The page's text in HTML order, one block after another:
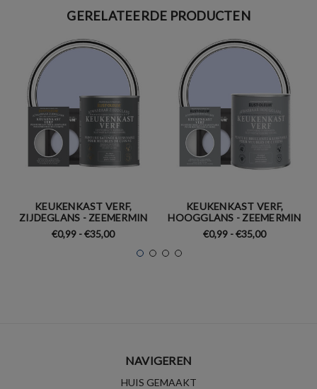
GERELATEERDE PRODUCTEN
KEUKENKAST VERF,
ZIJDEGLANS - ZEEMERMIN
€0,99 - €35,00
KEUKENKAST VERF,
HOOGGLANS - ZEEMERMIN
€0,99 - €35,00
NAVIGEREN
HUIS GEMAAKT